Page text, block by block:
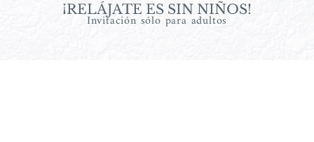
¡RELÁJATE ES SIN NIÑOS!
Invitación sólo para adultos